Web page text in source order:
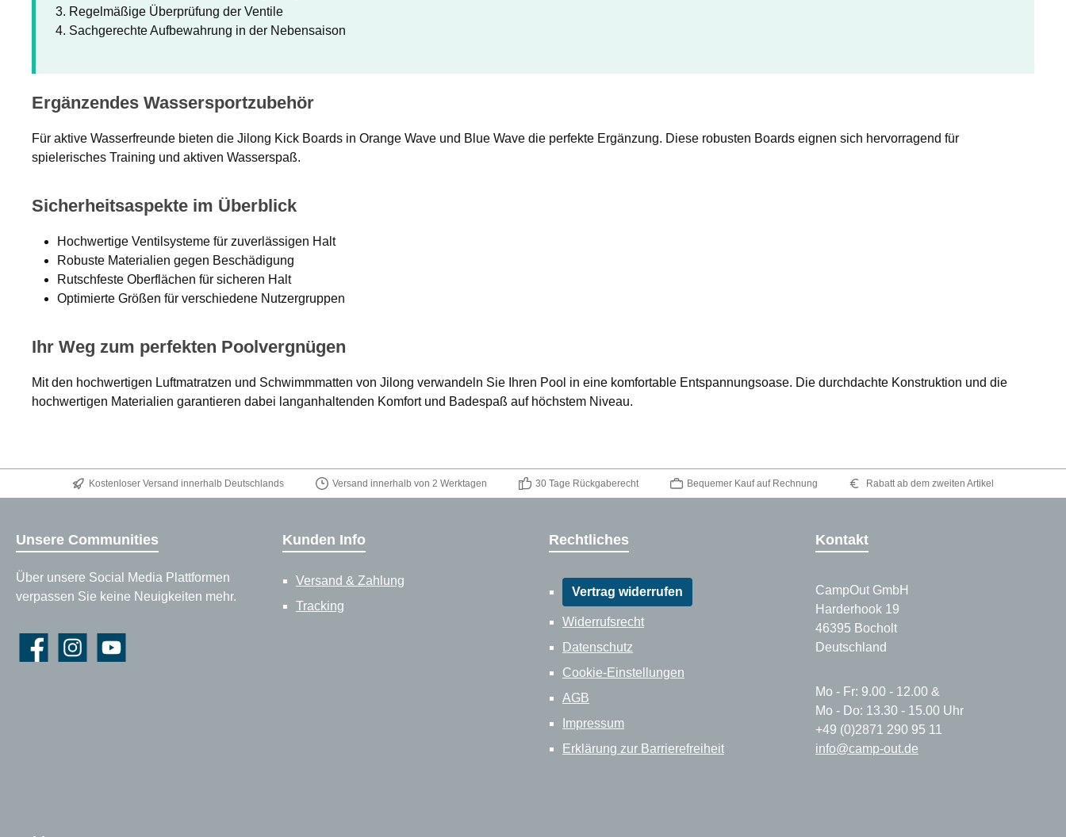
Regelmäßige Überprüfung der Ventile
Sachgerechte Aufbewahrung in der Nebensaison
Ergänzendes Wassersportzubehör
Für aktive Wasserfreunde bieten die Jilong Kick Boards in Orange Wave und Blue Wave die perfekte Ergänzung. Diese robusten Boards eignen sich hervorragend für
spielerisches Training und aktiven Wasserspaß.
Sicherheitsaspekte im Überblick
Hochwertige Ventilsysteme für zuverlässigen Halt
Robuste Materialien gegen Beschädigung
Rutschfeste Oberflächen für sicheren Halt
Optimierte Größen für verschiedene Nutzergruppen
Ihr Weg zum perfekten Poolvergnügen
Mit den hochwertigen Luftmatratzen und Schwimmmatten von Jilong verwandeln Sie Ihren Pool in eine komfortable Entspannungsoase. Die durchdachte Konstruktion und die
hochwertigen Materialien garantieren dabei langanhaltenden Komfort und Badespaß auf höchstem Niveau.
Kostenloser Versand innerhalb Deutschlands Versand innerhalb von 2 Werktagen 30 Tage Rückgaberecht Bequemer Kauf auf Rechnung Rabatt ab dem zweiten Artikel
Kunden Info
Versand & Zahlung
Tracking
Rechtliches
Vertrag widerrufen
Widerrufsrecht
Datenschutz
Cookie-Einstellungen
AGB
Impressum
Erklärung zur Barrierefreiheit
Kontakt
CampOut GmbH
Harderhook 19
46395 Bocholt
Deutschland
Mo - Fr: 9.00 - 12.00 &
Mo - Do: 13.30 - 15.00 Uhr
+49 (0)2871 290 95 11
info@camp-out.de
Unsere Communities
Über unsere Social Media Plattformen
verpassen Sie keine Neuigkeiten mehr.
FacebookInstagramYouTube